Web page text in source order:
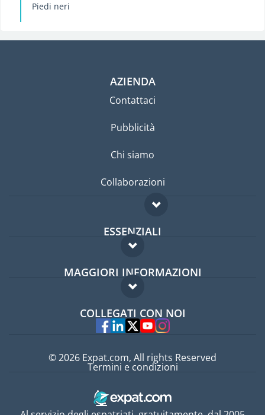
Piedi neri
AZIENDA
Contattaci
Pubblicità
Chi siamo
Collaborazioni
ESSENZIALI
Forum per expat
Guida per expat
MAGGIORI INFORMAZIONI
Domande frequenti
Esperti
COLLEGATI CON NOI
© 2026 Expat.com, All rights Reserved
Termini e condizioni